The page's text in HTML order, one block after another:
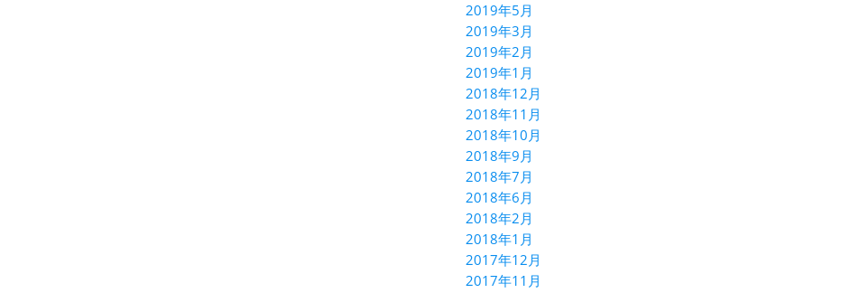
2019年5月
2019年3月
2019年2月
2019年1月
2018年12月
2018年11月
2018年10月
2018年9月
2018年7月
2018年6月
2018年2月
2018年1月
2017年12月
2017年11月